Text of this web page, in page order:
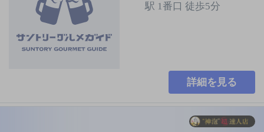
駅 1番口 徒歩5分
詳細を見る